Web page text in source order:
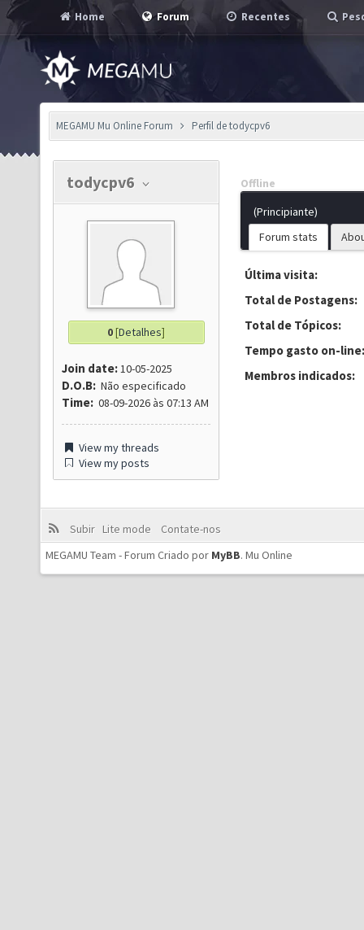
Home Forum Recentes
MEGAMU Mu Online Forum Perfil de todycpv6
todycpv6
0[Detalhes]
Join date:10-05-2025
D.O.B: Não especificado
Time: 08-09-2026 às 07:13 AM
View my threads
View my posts
Offline
(Principiante)
Forum stats
Última visita:
Total de Postagens:
Total de Tópicos:
Tempo gasto on-line:
Membros indicados:
Subir Lite mode
Contate-nos
MEGAMU Team - Forum Criado por MyBB. Mu Online